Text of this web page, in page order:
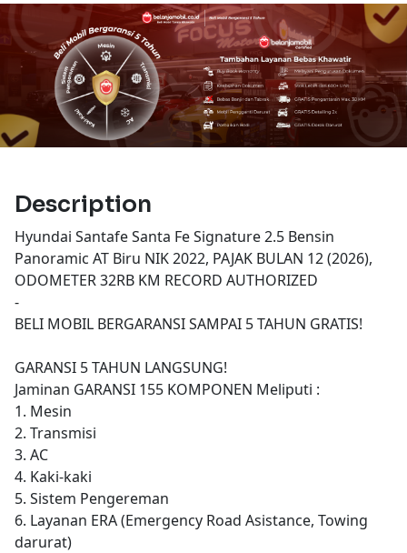
Description
Hyundai Santafe Santa Fe Signature 2.5 Bensin
Panoramic AT Biru NIK 2022, PAJAK BULAN 12 (2026),
ODOMETER 32RB KM RECORD AUTHORIZED
-
BELI MOBIL BERGARANSI SAMPAI 5 TAHUN GRATIS!
GARANSI 5 TAHUN LANGSUNG!
Jaminan GARANSI 155 KOMPONEN Meliputi :
1. Mesin
2. Transmisi
3. AC
4. Kaki-kaki
5. Sistem Pengereman
6. Layanan ERA (Emergency Road Asistance, Towing
darurat)